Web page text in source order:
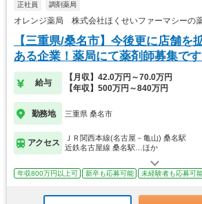
正社員 調剤薬局
オレンジ薬局 株式会社ほくせいファーマシーの
【三重県/桑名市】今後更に店舗を
ある企業！薬局にて薬剤師募集で
給与
【月収】42.0万円～70.0万円
【年収】500万円～840万円
勤務地 三重県 桑名市
アクセス
ＪＲ関西本線(名古屋－亀山) 桑名駅
近鉄名古屋線 桑名駅…ほか
年収800万円以上可 新卒も応募可能 未経験者も応募可